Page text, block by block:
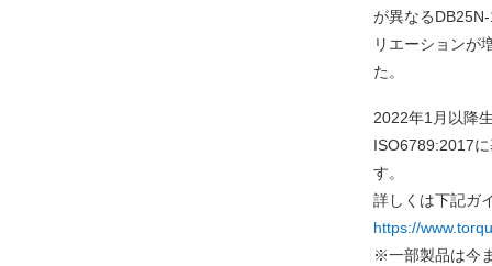
が異なる
リエーションが
た。
2022年1月以降
ISO6789:2017
す。
詳しくは下記ガ
https://
※一部製品は今